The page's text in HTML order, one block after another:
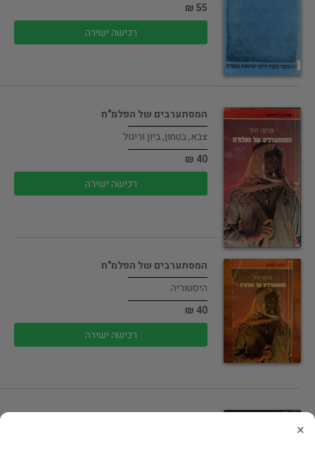
55 ₪
רכישה ישירה
המסתערבים של הפלמ"ח
צבא, בטחון, ביון וריגול
40 ₪
רכישה ישירה
המסתערבים של הפלמ"ח
היסטוריה
40 ₪
רכישה ישירה
מצביא ללא שררה - סיפור חייו…
×